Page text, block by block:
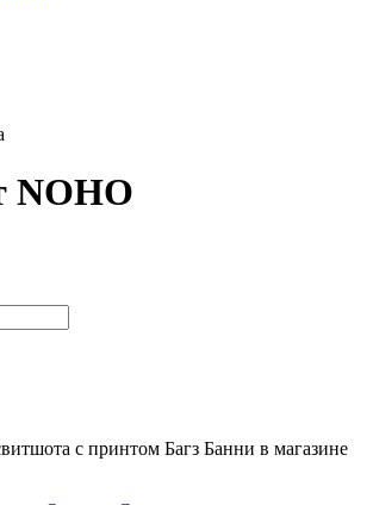
NOHO
с принтом Багз Банни в магазине